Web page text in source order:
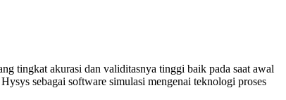
tingkat akurasi dan validitasnya tinggi baik pada saat awal
sebagai software simulasi mengenai teknologi proses